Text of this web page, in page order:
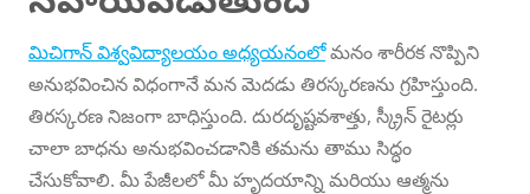
మిచిగాన్ విశ్వవిద్యాలయం అధ్యయనంలోమనం శారీరక నొప్పిని
అనుభవించిన విధంగానే మన మెదడు తిరస్కరణను గ్రహిస్తుంది.
తిరస్కరణ నిజంగా బాధిస్తుంది. దురదృష్టవశాత్తు, స్క్రీన్ రైటర్లు
చాలా బాధను అనుభవించడానికి తమను తాము సిద్ధం
చేసుకోవాలి. మీ పేజీలలో మీ హృదయాన్ని మరియు ఆత్మను